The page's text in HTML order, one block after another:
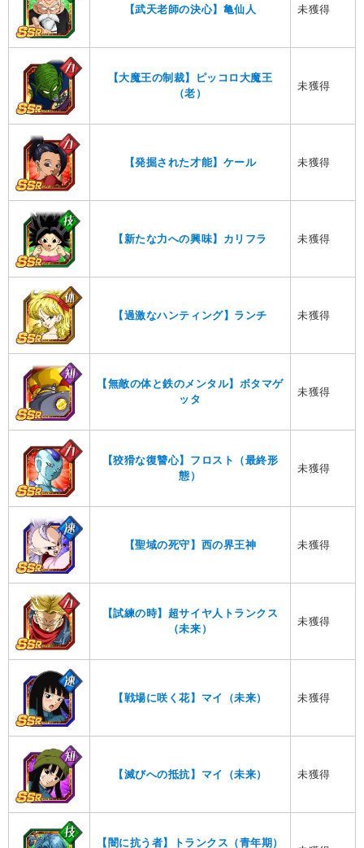
【武天老師の決心】亀仙人 未獲得
【大魔王の制裁】ピッコロ大魔王
（老）
未獲得
【発掘された才能】ケール 未獲得
【新たな力への興味】カリフラ 未獲得
【過激なハンティング】ランチ 未獲得
【無敵の体と鉄のメンタル】ボタマゲ
ッタ
未獲得
【狡猾な復讐心】フロスト（最終形
態）
未獲得
【聖域の死守】西の界王神 未獲得
【試練の時】超サイヤ人トランクス
（未来）
未獲得
【戦場に咲く花】マイ（未来） 未獲得
【滅びへの抵抗】マイ（未来） 未獲得
【闇に抗う者】トランクス（青年期）